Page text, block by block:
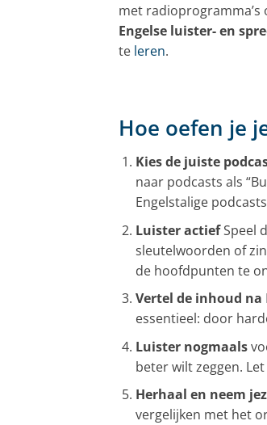
met
Engelse luister- en
te leren.
Hoe oefen je
Kies de juiste
naar podcasts als
Engelstalige
Luister actiefSpeel
sleutelwoorden of
de hoofdpunten te
Vertel de inhoud na
essentieel: door
Luister nogmaals
beter wilt zeggen.
Herhaal en neem
vergelijken met het